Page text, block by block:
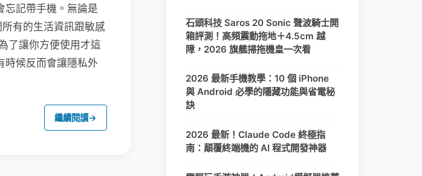
忘記帶手機。無論是
有的生活資訊跟敏感
了讓你方便使用才這
時候反而會讓隱私外
繼續閱讀→
石頭科技 Saros 20 Sonic 聲波騎士開
箱評測！高頻震動拖地＋4.5cm 越
障，2026 旗艦掃拖機皇一次看
2026 最新手機教學：10 個 iPhone
與 Android 必學的隱藏功能與省電秘
訣
2026 最新！Claude Code 終極指
南：顛覆終端機的 AI 程式開發神器